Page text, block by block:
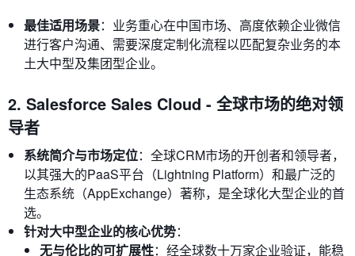
最佳适用场景：业务重心在中国市场、高度依赖企业微信
进行客户沟通、需要深度定制化流程以匹配复杂业务的本
土大中型及集团型企业。
2. Salesforce Sales Cloud - 全球市场的绝对领
导者
系统简介与市场定位：全球CRM市场的开创者和领导者，
以其强大的PaaS平台（Lightning Platform）和最广泛的
生态系统（AppExchange）著称，是全球化大型企业的首
选。
针对大中型企业的核心优势：
无与伦比的可扩展性：经全球数十万家企业验证，能稳